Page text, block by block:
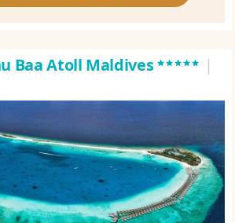
Baa Atoll Maldives***** |